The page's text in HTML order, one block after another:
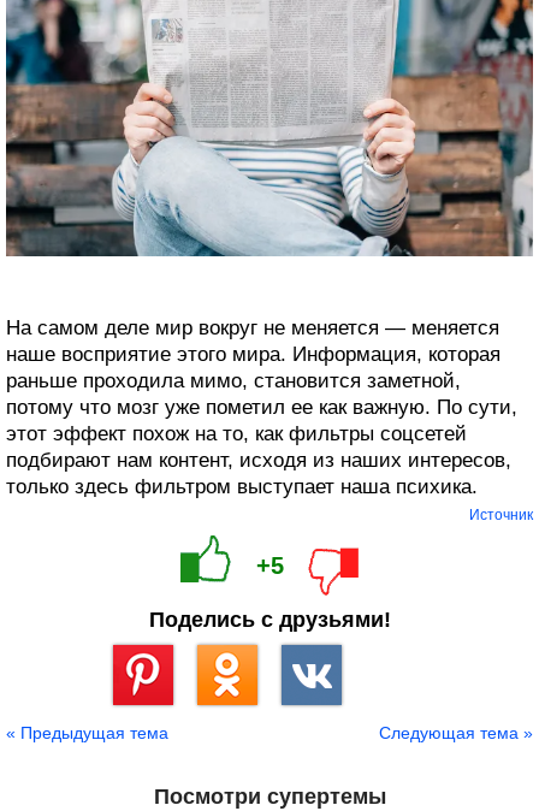
На самом деле мир вокруг не меняется — меняется
наше восприятие этого мира. Информация, которая
раньше проходила мимо, становится заметной,
потому что мозг уже пометил ее как важную. По сути,
этот эффект похож на то, как фильтры соцсетей
подбирают нам контент, исходя из наших интересов,
только здесь фильтром выступает наша психика.
Источник
+5
Поделись с друзьями!
« Предыдущая тема Следующая тема »
Посмотри супертемы